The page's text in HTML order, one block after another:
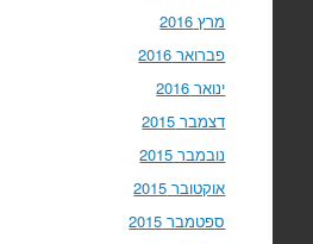
מרץ 2016
פברואר 2016
ינואר 2016
דצמבר 2015
נובמבר 2015
אוקטובר 2015
ספטמבר 2015